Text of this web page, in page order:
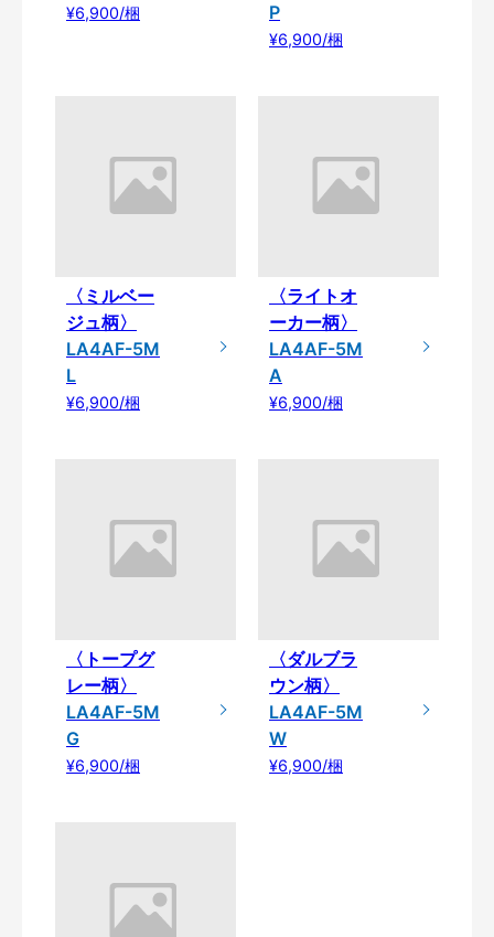
¥6,900/梱
P
¥6,900/梱
〈ミルベー
ジュ柄〉
LA4AF-5M
L
¥6,900/梱
〈ライトオ
ーカー柄〉
LA4AF-5M
A
¥6,900/梱
〈トープグ
レー柄〉
LA4AF-5M
G
¥6,900/梱
〈ダルブラ
ウン柄〉
LA4AF-5M
W
¥6,900/梱